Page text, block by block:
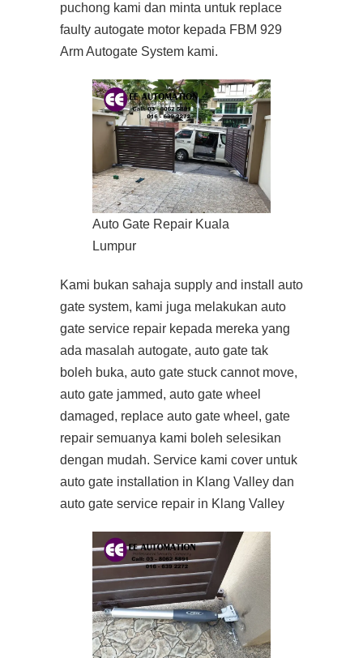
puchong kami dan minta untuk replace
faulty autogate motor kepada FBM 929
Arm Autogate System kami.
Auto Gate Repair Kuala
Lumpur
Kami bukan sahaja supply and install auto
gate system, kami juga melakukan auto
gate service repair kepada mereka yang
ada masalah autogate, auto gate tak
boleh buka, auto gate stuck cannot move,
auto gate jammed, auto gate wheel
damaged, replace auto gate wheel, gate
repair semuanya kami boleh selesikan
dengan mudah. Service kami cover untuk
auto gate installation in Klang Valley dan
auto gate service repair in Klang Valley